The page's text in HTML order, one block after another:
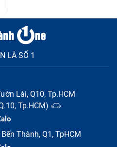
LÀ SỐ 1
Lài, Q10, Tp.HCM
Tp.HCM)
Thành, Q1, TpHCM